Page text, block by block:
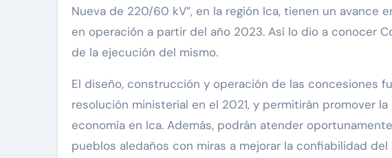
Nueva de 220/60 kV”, en la región Ica, tienen un avance
en operación a partir del año 2023. Así lo dio a conocer
de la ejecución del mismo.
El diseño, construcción y operación de las concesiones
resolución ministerial en el 2021, y permitirán promover
economía en Ica. Además, podrán atender
pueblos aledaños con miras a mejorar la confiabilidad